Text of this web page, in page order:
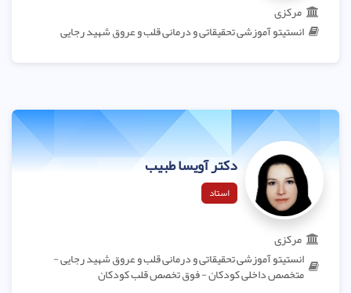
مرکزی
انستیتو آموزشی تحقیقاتی و درمانی قلب و عروق شهید رجایی
دکتر آویسا طبیب
استاد
مرکزی
انستیتو آموزشی تحقیقاتی و درمانی قلب و عروق شهید رجایی -
متخصص داخلی کودکان - فوق تخصص قلب کودکان